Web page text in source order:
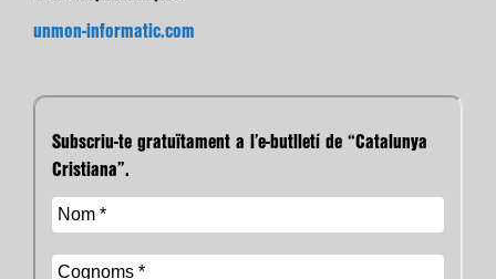
unmon-informatic.com
Subscriu-te gratuïtament a l’e-butlletí de “Catalunya
Cristiana”.